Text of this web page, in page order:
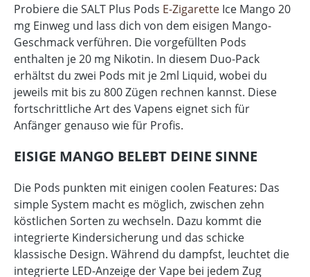
Probiere die SALT Plus Pods E-Zigarette Ice Mango 20
mg Einweg und lass dich von dem eisigen Mango-
Geschmack verführen. Die vorgefüllten Pods
enthalten je 20 mg Nikotin. In diesem Duo-Pack
erhältst du zwei Pods mit je 2ml Liquid, wobei du
jeweils mit bis zu 800 Zügen rechnen kannst. Diese
fortschrittliche Art des Vapens eignet sich für
Anfänger genauso wie für Profis.
EISIGE MANGO BELEBT DEINE SINNE
Die Pods punkten mit einigen coolen Features: Das
simple System macht es möglich, zwischen zehn
köstlichen Sorten zu wechseln. Dazu kommt die
integrierte Kindersicherung und das schicke
klassische Design. Während du dampfst, leuchtet die
integrierte LED-Anzeige der Vape bei jedem Zug